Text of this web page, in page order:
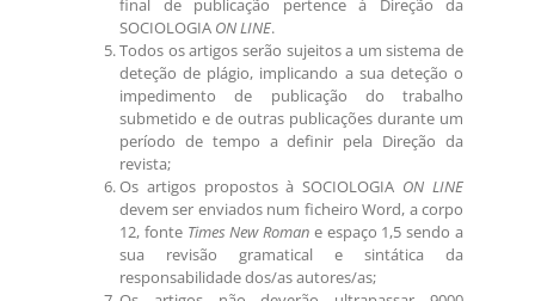
final de publicação pertence à Direção da
SOCIOLOGIA ON LINE.
Todos os artigos serão sujeitos a um sistema de
deteção de plágio, implicando a sua deteção o
impedimento de publicação do trabalho
submetido e de outras publicações durante um
período de tempo a definir pela Direção da
revista;
Os artigos propostos à SOCIOLOGIA ON LINE
devem ser enviados num ficheiro Word, a corpo
12, fonte Times NewRoman e espaço 1,5 sendo a
sua revisão gramatical e sintática da
responsabilidade dos/as autores/as;